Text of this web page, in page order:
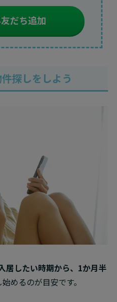
だち追加
探しをしよう
居したい時期から、1か月半
始めるのが目安です。